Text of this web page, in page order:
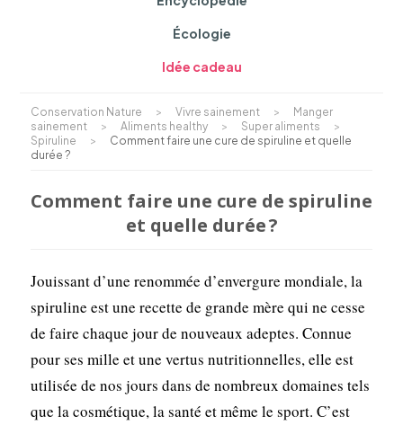
Écologie
Idée cadeau
Conservation Nature > Vivre sainement >
Manger
sainement
> Aliments healthy > Super aliments
>
Spiruline
>
Comment faire une cure de spiruline et quelle
durée ?
Comment faire une cure de spiruline
et quelle durée ?
Jouissant d’une renommée d’envergure mondiale, la
spiruline est une recette de grande mère qui ne cesse
de faire chaque jour de nouveaux adeptes. Connue
pour ses mille et une vertus nutritionnelles, elle est
utilisée de nos jours dans de nombreux domaines tels
que la cosmétique, la santé et même le sport. C’est